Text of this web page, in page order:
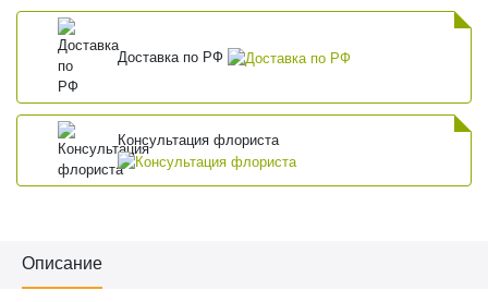
Доставка по РФ
Консультация флориста
Описание